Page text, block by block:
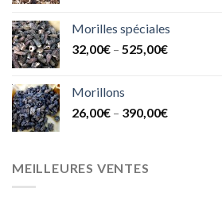
Morilles spéciales
32,00€ – 525,00€
Morillons
26,00€ – 390,00€
MEILLEURES VENTES